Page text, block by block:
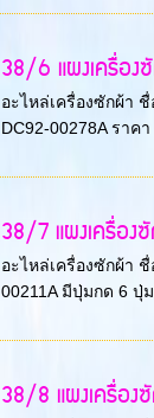
38/6 แผงเครื่อง
อะไหล่เครื่องซักผ้า
DC92-00278A ราคา
38/7 แผงเครื่อง
อะไหล่เครื่องซักผ้า
00211A มีปุ่มกด 6 ปุ่ม
38/8 แผงเครื่อง